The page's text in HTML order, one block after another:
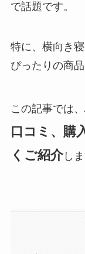
で話題です。
特に、横向き
ぴったりの商品
この記事では、
口コミ、購
くご紹介し